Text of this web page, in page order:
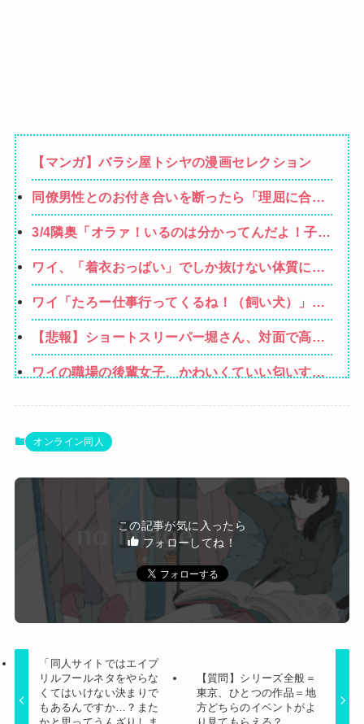
【マンガ】バラシ屋トシヤの漫画セレクション
同僚男性とのお付き合いを断ったら「理屈に合わ
ない主張を振りかざす感情的なヒステリー女」と
言いふらされて・・・
3/4隣奥「オラァ！いるのは分かってんだよ！子供
預かれ！(ドアケリー！」私(ヒィィィ…)→隣奥の
旦那さんに相談したら逃げられた。夫に相談して
もなにいってだこいつ。どうすれば…
ワイ、「着衣おっばい」でしか抜けない体質にな
ってしまうｗｗｗｗｗ
ワイ「たろー仕事行ってくるね！（飼い犬）」犬
「…？（ぷい」
【悲報】ショートスリーパー堀さん、対面で高須
幹弥にブチギレるｗｗｗｗ
ワイの職場の後輩女子、かわいくていい匂いする
可愛すぎるおむすび屋さん（28）、新店舗に4000
かれてしまうｗｗｗｗ
ホリエモン「面接でさ、納豆パックの薄いフィル
食器売場通るの苦手なのよね
子宝祈願で有名な神社にお参りに行った時、女の
子が生まれるという赤い石を持ち帰ったら男の子
を出産。しばらくしてお礼も兼ねて石を返しに行
こうと思って石を見ると…
Powered by livedoor 相互RSS
オンライン同人
この記事が気に入ったら
フォローしてね！
「同人サイトではエイプ
リルフールネタをやらな
くてはいけない決まりで
もあるんですか…？また
かと思ってうんざりしま
【質問】シリーズ全般＝
東京、ひとつの作品＝地
方どちらのイベントがよ
り見てもらえる？